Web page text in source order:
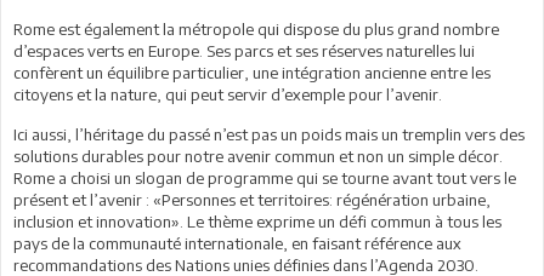
Rome est également la métropole qui dispose du plus grand nombre
d’espaces verts en Europe. Ses parcs et ses réserves naturelles lui
confèrent un équilibre particulier, une intégration ancienne entre les
citoyens et la nature, qui peut servir d’exemple pour l’avenir.
Ici aussi, l’héritage du passé n’est pas un poids mais un tremplin vers des
solutions durables pour notre avenir commun et non un simple décor.
Rome a choisi un slogan de programme qui se tourne avant tout vers le
présent et l’avenir : «Personnes et territoires: régénération urbaine,
inclusion et innovation». Le thème exprime un défi commun à tous les
pays de la communauté internationale, en faisant référence aux
recommandations des Nations unies définies dans l’Agenda 2030.